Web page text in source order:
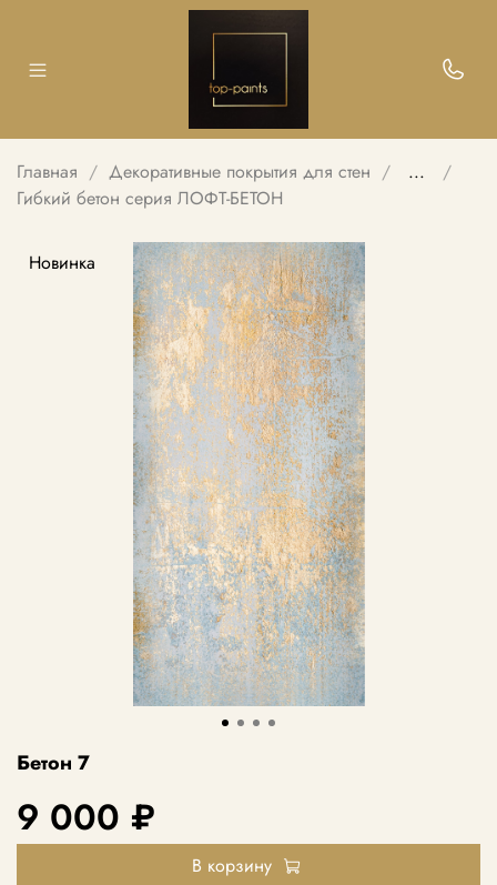
Главная Декоративные покрытия для стен
...
Гибкий бетон серия ЛОФТ-БЕТОН
Новинка
Бетон 7
9 000 ₽
В корзину